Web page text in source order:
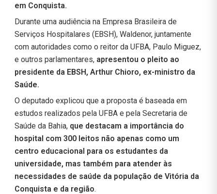
em Conquista.
Durante uma audiência na Empresa Brasileira de
Serviços Hospitalares (EBSH), Waldenor, juntamente
com autoridades como o reitor da UFBA, Paulo Miguez,
e outros parlamentares, apresentou o pleito ao
presidente da EBSH, Arthur Chioro, ex-ministro da
Saúde.
O deputado explicou que a proposta é baseada em
estudos realizados pela UFBA e pela Secretaria de
Saúde da Bahia, que destacam a importância do
hospital com 300 leitos não apenas como um
centro educacional para os estudantes da
universidade, mas também para atender às
necessidades de saúde da população de Vitória da
Conquista e da região.